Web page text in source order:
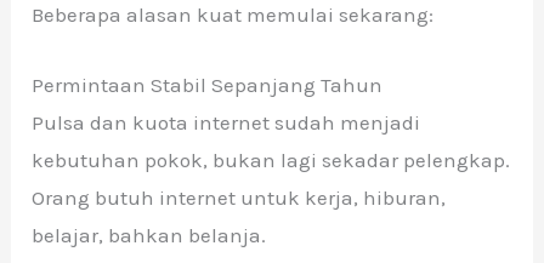
Beberapa alasan kuat memulai sekarang:
Permintaan Stabil Sepanjang Tahun
Pulsa dan kuota internet sudah menjadi
kebutuhan pokok, bukan lagi sekadar pelengkap.
Orang butuh internet untuk kerja, hiburan,
belajar, bahkan belanja.